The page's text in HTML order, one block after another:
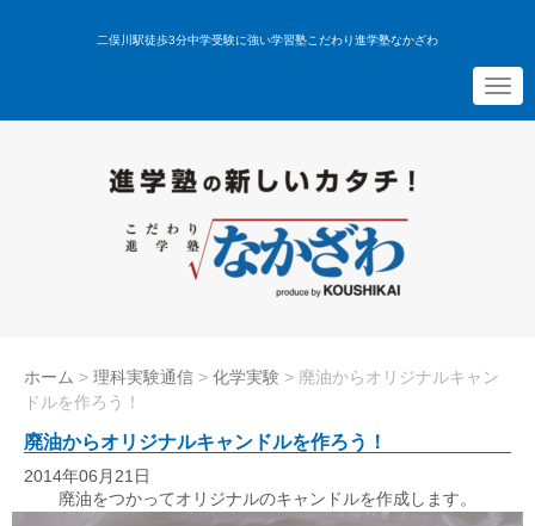
二俣川駅徒歩3分中学受験に強い学習塾こだわり進学塾なかざわ
N
a
v
ホーム > 理科実験通信 > 化学実験 > 廃油からオリジナルキャン
ドルを作ろう！
廃油からオリジナルキャンドルを作ろう！
2014年06月21日
廃油をつかってオリジナルのキャンドルを作成します。